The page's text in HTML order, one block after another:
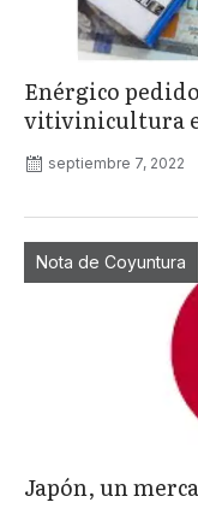
Enérgico
vitivinicultura
septiembre 7, 2022
Nota de Coyuntura
Japón, un